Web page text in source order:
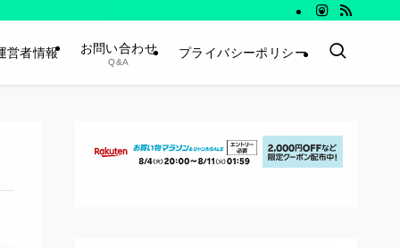
営者情報 お問い合わせ
Q&A
プライバシーポリシー